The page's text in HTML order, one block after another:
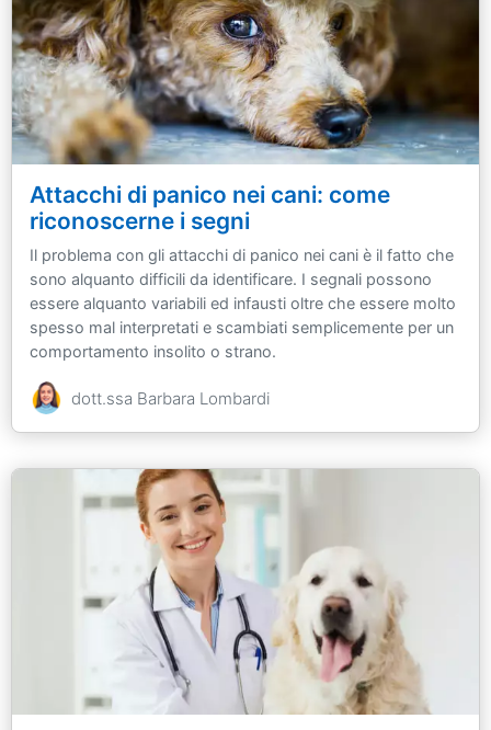
Attacchi di panico nei cani: come
riconoscerne i segni
Il problema con gli attacchi di panico nei cani è il fatto che
sono alquanto difficili da identificare. I segnali possono
essere alquanto variabili ed infausti oltre che essere molto
spesso mal interpretati e scambiati semplicemente per un
comportamento insolito o strano.
dott.ssa Barbara Lombardi